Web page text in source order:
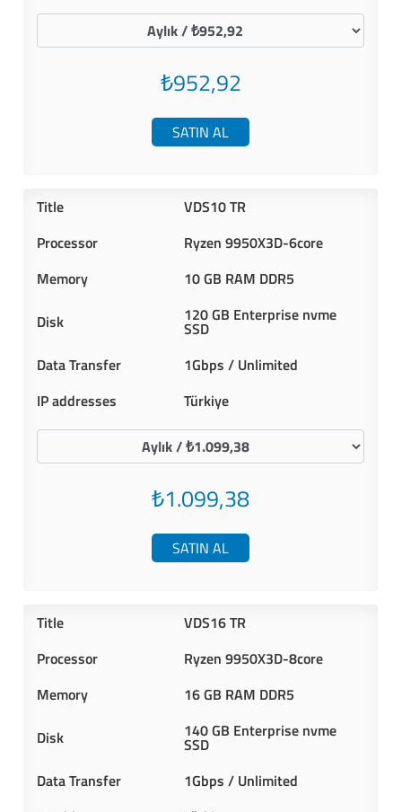
₺952,92
SATIN AL
VDS10 TR
Ryzen 9950X3D-6core
10 GB RAM DDR5
120 GB Enterprise nvme
SSD
1Gbps / Unlimited
Türkiye
₺1.099,38
SATIN AL
VDS16 TR
Ryzen 9950X3D-8core
16 GB RAM DDR5
140 GB Enterprise nvme
SSD
1Gbps / Unlimited